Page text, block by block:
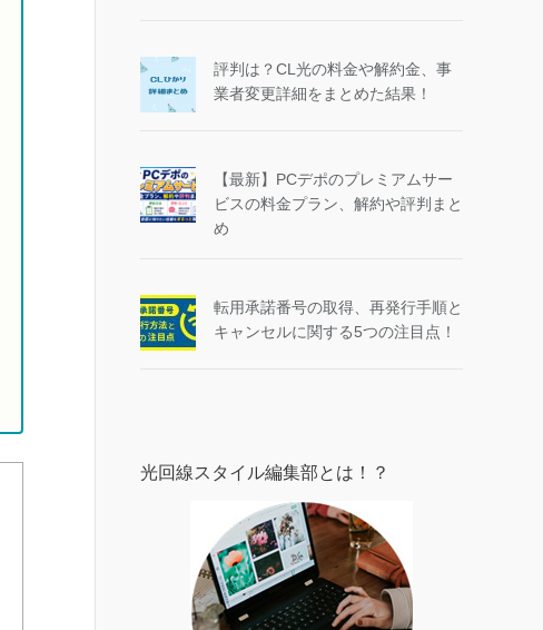
評判は？CL光の料金や解約金、事
業者変更詳細をまとめた結果！
【最新】PCデポのプレミアムサー
ビスの料金プラン、解約や評判まと
め
転用承諾番号の取得、再発行手順と
キャンセルに関する5つの注目点！
光回線スタイル編集部とは！？